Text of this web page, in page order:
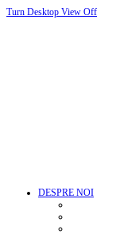
Turn Desktop View Off
DESPRE NOI